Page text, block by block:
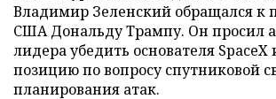
Владимир Зеленский обращался к
США Дональду Трампу. Он просил
лидера убедить основателя
позицию по вопросу спутниковой
планирования атак.